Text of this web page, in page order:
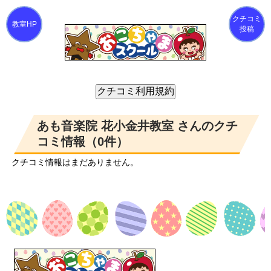
クチコミ
投稿
あも音楽院 花小金井教室 さんのクチ
コミ情報（0件）
クチコミ情報はまだありません。